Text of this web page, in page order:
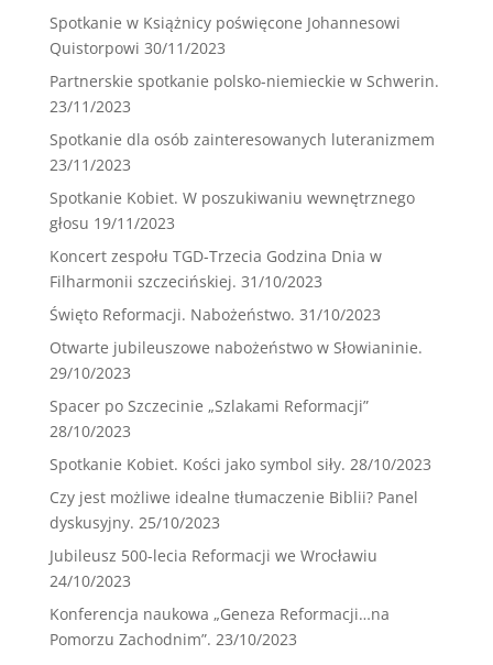
Spotkanie w Książnicy poświęcone Johannesowi
Quistorpowi 30/11/2023
Partnerskie spotkanie polsko-niemieckie w Schwerin.
23/11/2023
Spotkanie dla osób zainteresowanych luteranizmem
23/11/2023
Spotkanie Kobiet. W poszukiwaniu wewnętrznego
głosu 19/11/2023
Koncert zespołu TGD-Trzecia Godzina Dnia w
Filharmonii szczecińskiej. 31/10/2023
Święto Reformacji. Nabożeństwo. 31/10/2023
Otwarte jubileuszowe nabożeństwo w Słowianinie.
29/10/2023
Spacer po Szczecinie „Szlakami Reformacji”
28/10/2023
Spotkanie Kobiet. Kości jako symbol siły. 28/10/2023
Czy jest możliwe idealne tłumaczenie Biblii? Panel
dyskusyjny. 25/10/2023
Jubileusz 500-lecia Reformacji we Wrocławiu
24/10/2023
Konferencja naukowa „Geneza Reformacji…na
Pomorzu Zachodnim”. 23/10/2023